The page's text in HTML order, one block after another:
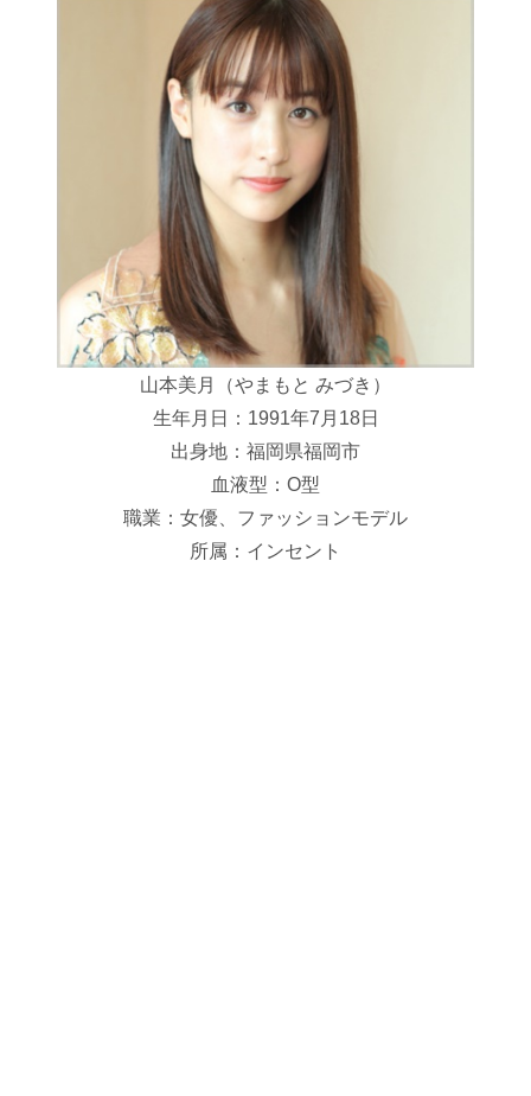
山本美月（やまもと みづき）
生年月日：1991年7月18日
出身地：福岡県福岡市
血液型：O型
職業：女優、ファッションモデル
所属：インセント